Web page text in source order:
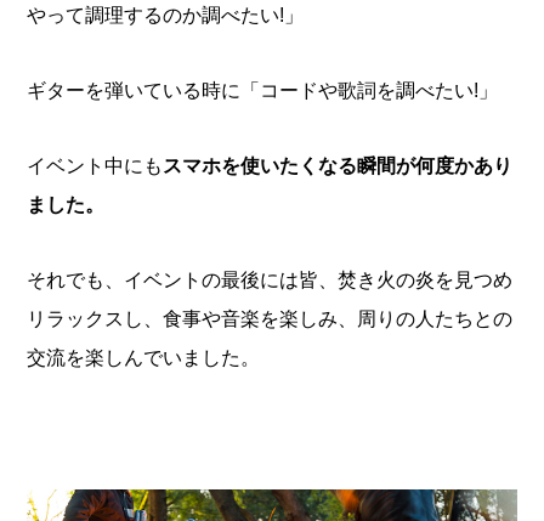
やって調理するのか調べたい!」
ギターを弾いている時に「コードや歌詞を調べたい!」
イベント中にも スマホを使いたくなる瞬間が何度かあり
ました。
それでも、イベントの最後には皆、焚き火の炎を見つめ
リラックスし、食事や音楽を楽しみ、周りの人たちとの
交流を楽しんでいました。